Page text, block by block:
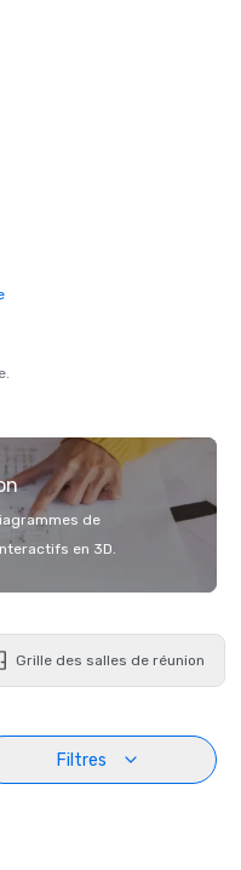
de
en 3D.
Grille des salles de réunion
Filtres